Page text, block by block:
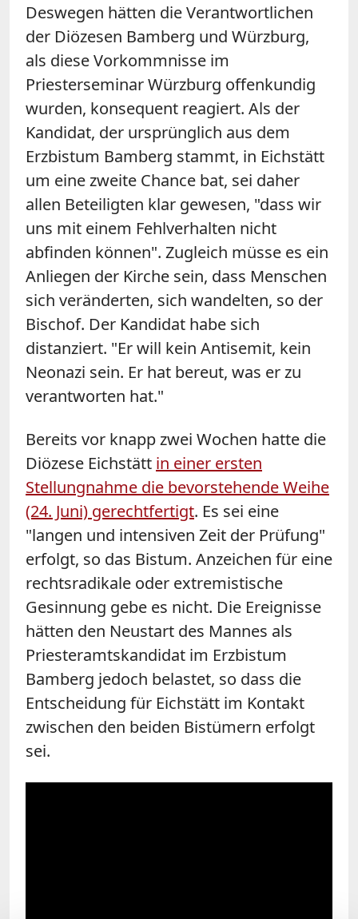
Deswegen hätten die Verantwortlichen
der Diözesen Bamberg und Würzburg,
als diese Vorkommnisse im
Priesterseminar Würzburg offenkundig
wurden, konsequent reagiert. Als der
Kandidat, der ursprünglich aus dem
Erzbistum Bamberg stammt, in Eichstätt
um eine zweite Chance bat, sei daher
allen Beteiligten klar gewesen, "dass wir
uns mit einem Fehlverhalten nicht
abfinden können". Zugleich müsse es ein
Anliegen der Kirche sein, dass Menschen
sich veränderten, sich wandelten, so der
Bischof. Der Kandidat habe sich
distanziert. "Er will kein Antisemit, kein
Neonazi sein. Er hat bereut, was er zu
verantworten hat."
Bereits vor knapp zwei Wochen hatte die
Diözese Eichstätt in einer ersten
Stellungnahme die bevorstehende Weihe
(24. Juni) gerechtfertigt. Es sei eine
"langen und intensiven Zeit der Prüfung"
erfolgt, so das Bistum. Anzeichen für eine
rechtsradikale oder extremistische
Gesinnung gebe es nicht. Die Ereignisse
hätten den Neustart des Mannes als
Priesteramtskandidat im Erzbistum
Bamberg jedoch belastet, so dass die
Entscheidung für Eichstätt im Kontakt
zwischen den beiden Bistümern erfolgt
sei.